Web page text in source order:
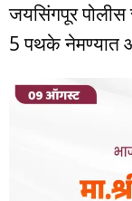
जयसिंगपूर
5 पथके नेमण्यात